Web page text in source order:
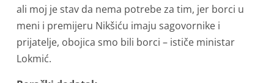
ali moj je stav da nema potrebe za tim, jer borci u
meni i premijeru Nikšiću imaju sagovornike i
prijatelje, obojica smo bili borci – ističe ministar
Lokmić.